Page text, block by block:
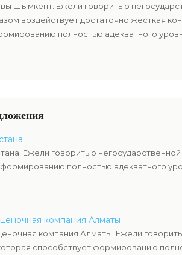
Шымкент. Ежели говорить о
воздействует достаточно жесткая
полностью адекватного
Ежели говорить о
полностью адекватного
компания Алматы
компания Алматы. Ежели
способствует формированию